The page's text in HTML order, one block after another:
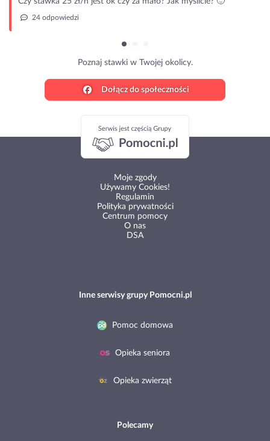
24 odpowiedzi
Poznaj stawki w Twojej okolicy.
Dołącz do społeczności
Moje zgody
Używamy Cookies!
Regulamin
Polityka prywatności
Centrum pomocy
O nas
DSA
Inne serwisy grupy Pomocni.pl
Pomoc domowa
Opieka seniora
Opieka zwierząt
Polecamy